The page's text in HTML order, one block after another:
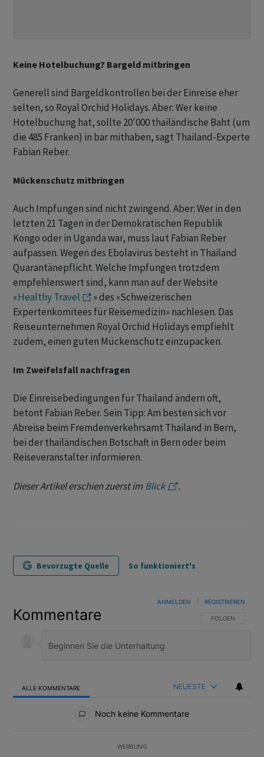
Keine Hotelbuchung? Bargeld mitbringen
Generell sind Bargeldkontrollen bei der Einreise eher
selten, so Royal Orchid Holidays. Aber: Wer keine
Hotelbuchung hat, sollte 20'000 thailändische Baht (um
die 485 Franken) in bar mithaben, sagt Thailand-Experte
Fabian Reber.
Mückenschutz mitbringen
Auch Impfungen sind nicht zwingend. Aber: Wer in den
letzten 21 Tagen in der Demokratischen Republik
Kongo oder in Uganda war, muss laut Fabian Reber
aufpassen. Wegen des Ebolavirus besteht in Thailand
Quarantänepflicht. Welche Impfungen trotzdem
empfehlenswert sind, kann man auf der Website
«Healthy Travel
» des «Schweizerischen
Expertenkomitees für Reisemedizin» nachlesen. Das
Reiseunternehmen Royal Orchid Holidays empfiehlt
zudem, einen guten Mückenschutz einzupacken.
Im Zweifelsfall nachfragen
Die Einreisebedingungen für Thailand ändern oft,
betont Fabian Reber. Sein Tipp: Am besten sich vor
Abreise beim Fremdenverkehrsamt Thailand in Bern,
bei der thailändischen Botschaft in Bern oder beim
Reiseveranstalter informieren.
Dieser Artikel erschien zuerst imBlick .
Bevorzugte Quelle So funktioniert's
Kommentare FOLGE DIESER
FOLGEN
ANMELDEN REGISTRIEREN
ALLE KOMMENTARE NEUESTE
Noch keine Kommentare
WERBUNG